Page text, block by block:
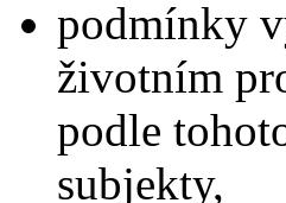
podmínky
životním
podle
subjekty,